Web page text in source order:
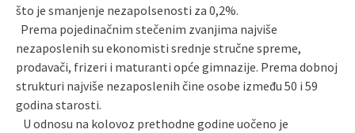
što je smanjenje nezapolsenosti za 0,2%.
Prema pojedinačnim stečenim zvanjima najviše
nezaposlenih su ekonomisti srednje stručne spreme,
prodavači, frizeri i maturanti opće gimnazije. Prema dobnoj
strukturi najviše nezaposlenih čine osobe između 50 i 59
godina starosti.
U odnosu na kolovoz prethodne godine uočeno je